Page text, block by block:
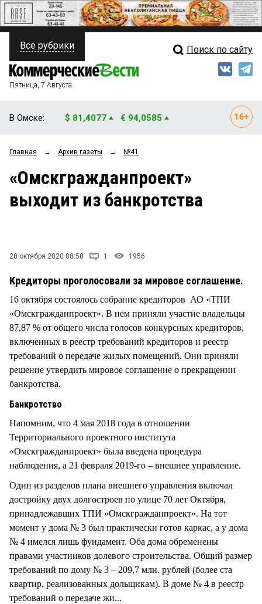
ПОЛИТИКА
ФИНАНСЫ
ОБЩЕСТВО
ЗАКОН
НОВОСТИ КОМПАНИЙ
СТИЛЬ ЖИЗНИ
Свежий выпуск
Рейтинги
Блоги
Все рубрики Поиск по сайту
Пятница, 7 Августа
В Омске: $ 81,4077 € 94,0585
Главная → Архив газеты → №41
«Омскгражданпроект»
выходит из банкротства
28 октября 2020 08:58 1 1956
Кредиторы проголосовали за мировое соглашение.
16 октября состоялось собрание кредиторов АО «ТПИ
«Омскгражданпроект». В нем приняли участие владельцы
87,87 % от общего числа голосов конкурсных кредиторов,
включенных в реестр требований кредиторов и реестр
требований о передаче жилых помещений. Они приняли
решение утвердить мировое соглашение о прекращении
банкротства.
Банкротство
Напомним, что 4 мая 2018 года в отношении
Территориального проектного института
«Омскгражданпроект» была введена процедура
наблюдения, а 21 февраля 2019-го – внешнее управление.
Один из разделов плана внешнего управления включал
достройку двух долгостроев по улице 70 лет Октября,
принадлежавших ТПИ «Омскгражданпроект». На тот
момент у дома № 3 был практически готов каркас, а у дома
№ 4 имелся лишь фундамент. Оба дома обременены
правами участников долевого строительства. Общий размер
требований по дому № 3 – 209,7 млн. рублей (более ста
квартир, реализованных дольщикам). В доме № 4 в реестр
требований о передаче жи...